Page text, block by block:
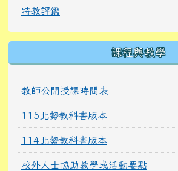
特教評鑑
課程與教學
教師公開授課時間表
115北勢教科書版本
114北勢教科書版本
校外人士協助教學或活動要點